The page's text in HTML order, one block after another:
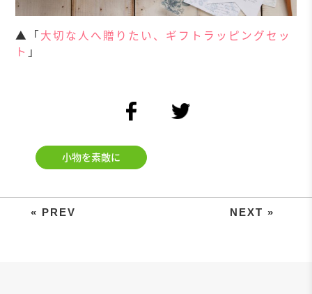
▲「大切な人へ贈りたい、ギフトラッピングセッ
ト 」
facebook
小物を素敵に
紙で作れる！クリスマスのオーナ